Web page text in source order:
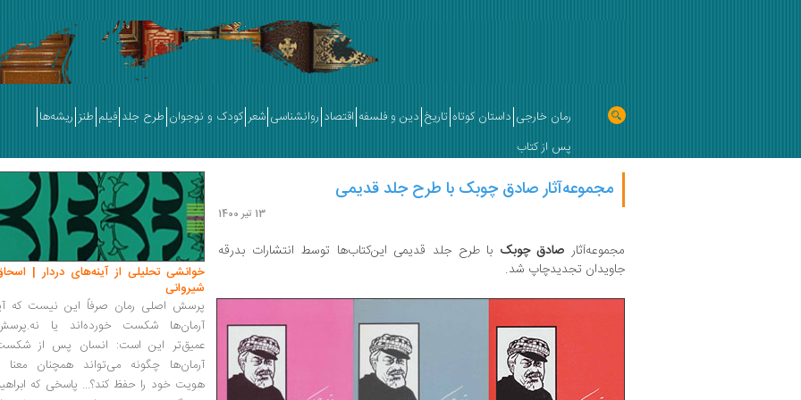
رمان خارجی داستان کوتاه تاریخ دین و فلسفه اقتصاد روانشناسی شعر کودک و نوجوان طرح جلد فیلم طنز ریشه‌ها
پس از کتاب
مجموعه‌آثار صادق چوبک با طرح جلد قدیمی
13 تیر 1400
مجموعه‌آثار صادق چوبک با طرح جلد قدیمی این‌کتاب‌ها توسط انتشارات بدرقه
جاویدان تجدیدچاپ شد.
خوانشی تحلیلی از آینه‌های دردار |
شیروانی
پرسش اصلی رمان صرفاً این نیست که
آرمان‌ها شکست خورده‌اند یا
عمیق‌تر این است: انسان پس از
آرمان‌ها چگونه می‌تواند همچنان معنا
هویت خود را حفظ کند؟... پاسخی که